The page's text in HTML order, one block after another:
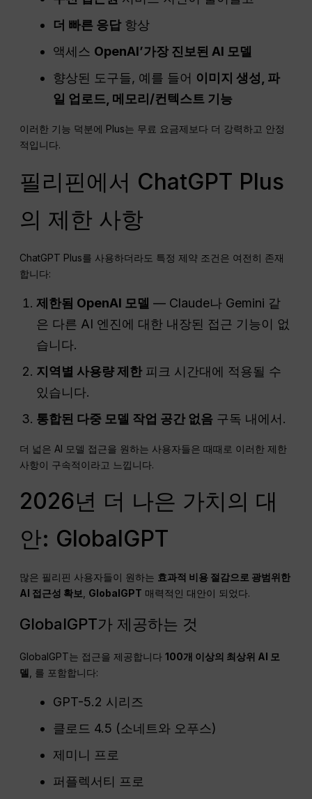
더 빠른 응답 항상
액세스 OpenAI’가장 진보된 AI 모델
향상된 도구들, 예를 들어 이미지 생성, 파
일 업로드, 메모리/컨텍스트 기능
이러한 기능 덕분에 Plus는 무료 요금제보다 더 강력하고 안정
적입니다.
필리핀에서 ChatGPT Plus
의 제한 사항
ChatGPT Plus를 사용하더라도 특정 제약 조건은 여전히 존재
합니다:
제한됨 OpenAI 모델 — Claude나 Gemini 같
은 다른 AI 엔진에 대한 내장된 접근 기능이 없
습니다.
지역별 사용량 제한 피크 시간대에 적용될 수
있습니다.
통합된 다중 모델 작업 공간 없음 구독 내에서.
더 넓은 AI 모델 접근을 원하는 사용자들은 때때로 이러한 제한
사항이 구속적이라고 느낍니다.
2026년 더 나은 가치의 대
안: GlobalGPT
많은 필리핀 사용자들이 원하는 효과적 비용 절감으로 광범위한
AI 접근성 확보
GlobalGPT 매력적인 대안이 되었다.
GlobalGPT가 제공하는 것
GlobalGPT는 접근을 제공합니다100개 이상의 최상위 AI 모
델 , 를 포함합니다:
GPT-5.2 시리즈
클로드 4.5 (소네트와 오푸스)
제미니 프로
퍼플렉서티 프로